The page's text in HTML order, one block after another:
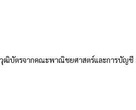
วุฒิบัตรจากคณะพาณิชยศาสตร์และการบัญ